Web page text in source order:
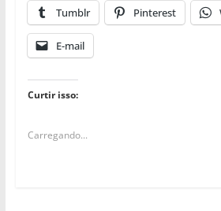
Tumblr Pinterest
E-mail
Curtir isso:
Carregando...